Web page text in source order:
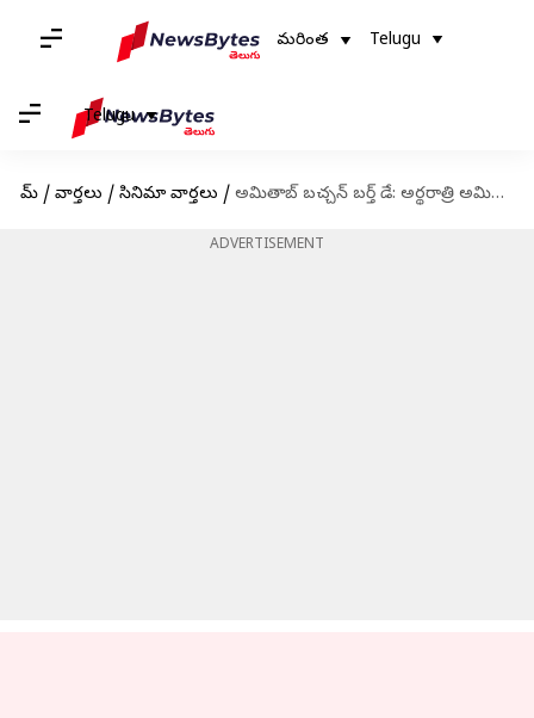
మరింత Telugu
Telugu
హోమ్ / వార్తలు / సినిమా వార్తలు / అమితాబ్ బచ్చన్ బర్త్ డే: అర్థరాత్రి అమితాబ్ ఇంటికి వచ్చి విషెస్ తెలియజేసిన అభిమానులు
ADVERTISEMENT